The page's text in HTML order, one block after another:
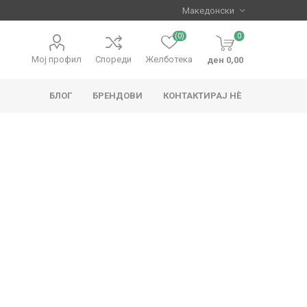
Мој профил Спореди Желботека
(0) 0
ден 0,00
БЛОГ БРЕНДОВИ КОНТАКТИРАЈ НЀ